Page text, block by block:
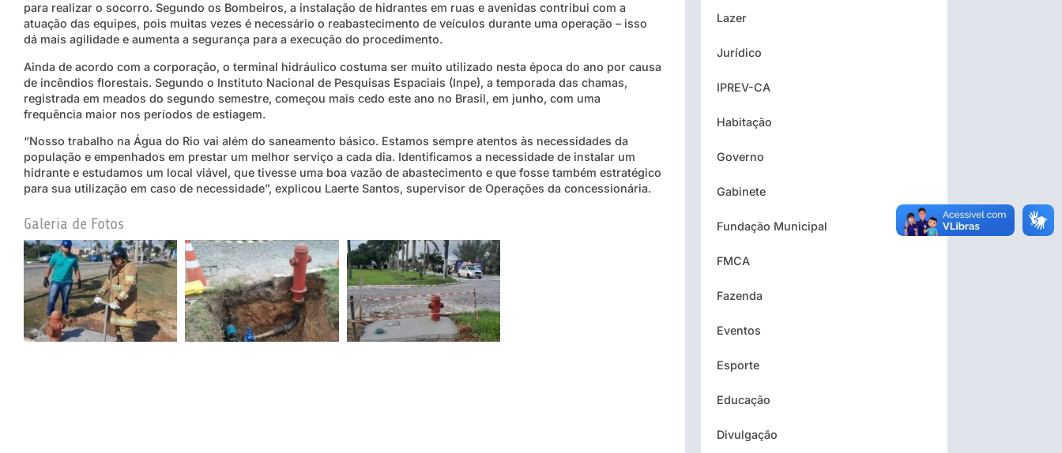
para realizar o socorro. Segundo os Bombeiros, a instalação de hidrantes em ruas e avenidas contribui com a
atuação das equipes, pois muitas vezes é necessário o reabastecimento de veículos durante uma operação – isso
dá mais agilidade e aumenta a segurança para a execução do procedimento.
Ainda de acordo com a corporação, o terminal hidráulico costuma ser muito utilizado nesta época do ano por causa
de incêndios florestais. Segundo o Instituto Nacional de Pesquisas Espaciais (Inpe), a temporada das chamas,
registrada em meados do segundo semestre, começou mais cedo este ano no Brasil, em junho, com uma
frequência maior nos períodos de estiagem.
“Nosso trabalho na Água do Rio vai além do saneamento básico. Estamos sempre atentos às necessidades da
população e empenhados em prestar um melhor serviço a cada dia. Identificamos a necessidade de instalar um
hidrante e estudamos um local viável, que tivesse uma boa vazão de abastecimento e que fosse também estratégico
para sua utilização em caso de necessidade”, explicou Laerte Santos, supervisor de Operações da concessionária.
Galeria de Fotos
Lazer
Jurídico
IPREV-CA
Habitação
Governo
Gabinete
Fundação Municipal
FMCA
Fazenda
Eventos
Esporte
Educação
Divulgação